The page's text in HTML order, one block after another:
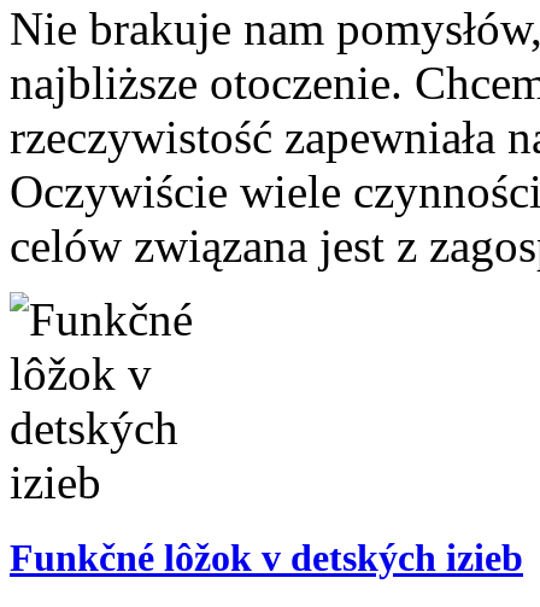
Nie brakuje nam
najbliższe otoczenie.
rzeczywistość zapewniała
Oczywiście wiele
celów związana jest z
Funkčné lôžok v detských izieb